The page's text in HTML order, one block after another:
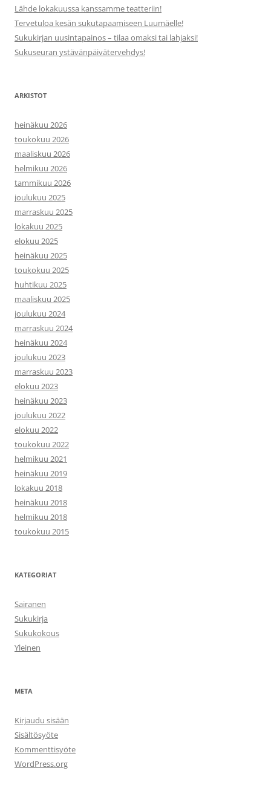
Lähde lokakuussa kanssamme teatteriin!
Tervetuloa kesän sukutapaamiseen Luumäelle!
Sukukirjan uusintapainos – tilaa omaksi tai lahjaksi!
Sukuseuran ystävänpäivätervehdys!
ARKISTOT
heinäkuu 2026
toukokuu 2026
maaliskuu 2026
helmikuu 2026
tammikuu 2026
joulukuu 2025
marraskuu 2025
lokakuu 2025
elokuu 2025
heinäkuu 2025
toukokuu 2025
huhtikuu 2025
maaliskuu 2025
joulukuu 2024
marraskuu 2024
heinäkuu 2024
joulukuu 2023
marraskuu 2023
elokuu 2023
heinäkuu 2023
joulukuu 2022
elokuu 2022
toukokuu 2022
helmikuu 2021
heinäkuu 2019
lokakuu 2018
heinäkuu 2018
helmikuu 2018
toukokuu 2015
KATEGORIAT
Sairanen
Sukukirja
Sukukokous
Yleinen
META
Kirjaudu sisään
Sisältösyöte
Kommenttisyöte
WordPress.org